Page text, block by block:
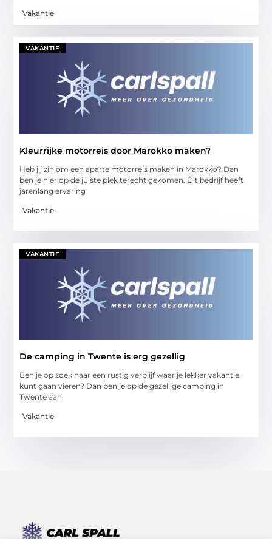
Vakantie
VAKANTIE
Kleurrijke motorreis door Marokko maken?
Heb jij zin om een aparte motorreis maken in Marokko? Dan
ben je hier op de juiste plek terecht gekomen. Dit bedrijf heeft
jarenlang ervaring
Vakantie
VAKANTIE
De camping in Twente is erg gezellig
Ben je op zoek naar een rustig verblijf waar je lekker vakantie
kunt gaan vieren? Dan ben je op de gezellige camping in
Twente aan
Vakantie